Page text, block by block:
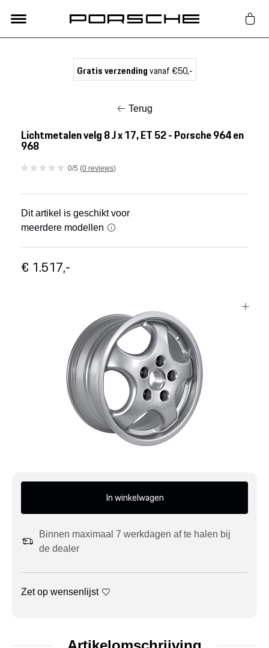
Nieuw
Mijn account
Meer Porsche
Porsche informatie
Gratis verzendingvanaf €50,-
Terug
Lichtmetalen velg 8 J x 17, ET 52 - Porsche 964 en
968
0/5 (0 reviews)
Dit artikel is geschikt voor
meerdere modellen
€ 1.517,-
In winkelwagen
Binnen maximaal 7 werkdagen af te halen bij
de dealer
Zet op wensenlijst